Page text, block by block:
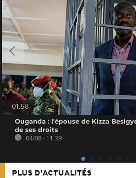
01:58
Ouganda : l'épouse de Kizza
de ses droits
04/08 - 11:39
PLUS D'ACTUALITÉS